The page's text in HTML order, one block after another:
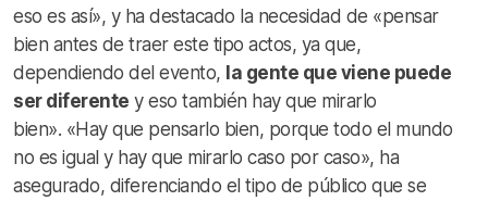
eso es así», y ha destacado la necesidad de «pensar
bien antes de traer este tipo actos, ya que,
dependiendo del evento, la gente que viene puede
ser diferente y eso también hay que mirarlo
bien». «Hay que pensarlo bien, porque todo el mundo
no es igual y hay que mirarlo caso por caso», ha
asegurado, diferenciando el tipo de público que se